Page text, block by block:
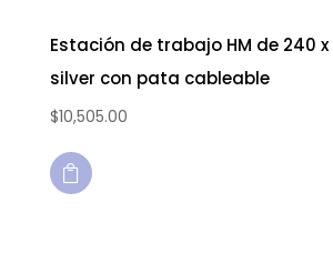
Estación de trabajo HM de 240 x
silver con pata cableable
$10,505.00
